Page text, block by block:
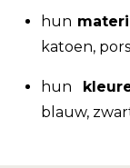
hun
katoen,
hun
blauw,